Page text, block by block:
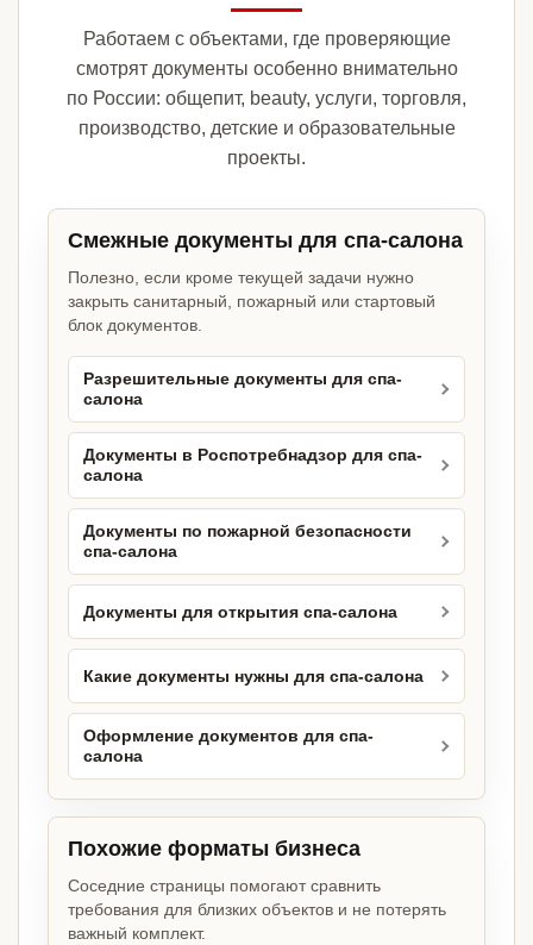
Работаем с объектами, где проверяющие
смотрят документы особенно внимательно
по России: общепит, beauty, услуги, торговля,
производство, детские и образовательные
проекты.
Смежные документы для спа-салона
Полезно, если кроме текущей задачи нужно
закрыть санитарный, пожарный или стартовый
блок документов.
Разрешительные документы для спа-
салона
Документы в Роспотребнадзор для спа-
салона
Документы по пожарной безопасности
спа-салона
Документы для открытия спа-салона
Какие документы нужны для спа-салона
Оформление документов для спа-
салона
Похожие форматы бизнеса
Соседние страницы помогают сравнить
требования для близких объектов и не потерять
важный комплект.